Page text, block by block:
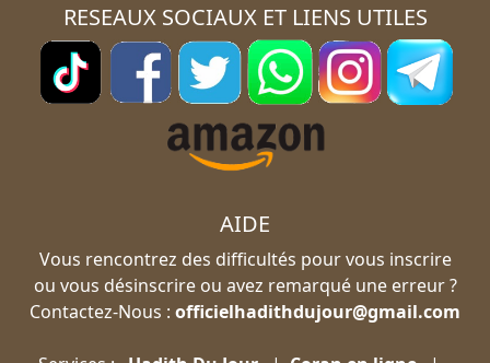
RESEAUX SOCIAUX ET LIENS UTILES
AIDE
Vous rencontrez des difficultés pour vous inscrire
ou vous désinscrire ou avez remarqué une erreur ?
Contactez-Nous : officielhadithdujour@gmail.com